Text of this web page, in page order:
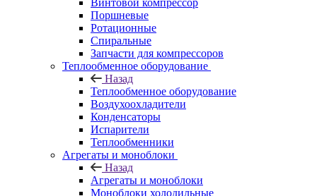
Винтовой компрессор
Поршневые
Ротационные
Спиральные
Запчасти для компрессоров
Теплообменное оборудование
Назад
Теплообменное оборудование
Воздухоохладители
Конденсаторы
Испарители
Теплообменники
Агрегаты и моноблоки
Назад
Агрегаты и моноблоки
Моноблоки холодильные